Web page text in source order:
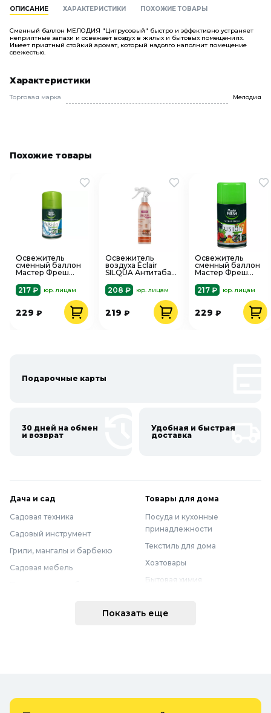
ОПИСАНИЕ ХАРАКТЕРИСТИКИ ПОХОЖИЕ ТОВАРЫ
Сменный баллон МЕЛОДИЯ "Цитрусовый" быстро и эффективно устраняет
неприятные запахи и освежает воздух в жилых и бытовых помещениях.
Имеет приятный стойкий аромат, который надолго наполнит помещение
свежестью.
Характеристики
Торговая марка Мелодия
Похожие товары
Освежитель
сменный баллон
Мастер Фреш
водопада 250 мл
217 ₽ юр. лицам
229 ₽
Освежитель
воздуха Éclair
SILQUA Антитабак
208 ₽
юр. лицам
219 ₽
Освежитель
сменный баллон
Мастер Фреш
мл
217 ₽ юр. лицам
229 ₽
Подарочные карты
30 дней на обмен
и возврат
Удобная и быстрая
доставка
Дача и сад
Садовая техника
Садовый инструмент
Грили, мангалы и барбекю
Садовая мебель
туалеты
Товары для дома
Посуда и кухонные
принадлежности
Текстиль для дома
Хозтовары
Бытовая химия
Мебель
Самогоноварение
Показать еще